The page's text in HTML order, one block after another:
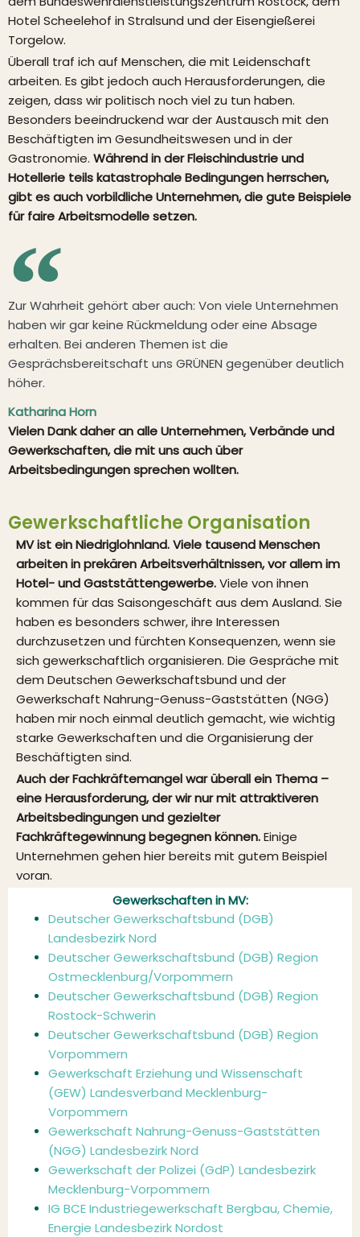
Hotel Scheelehof in Stralsund und der Eisengießerei
Torgelow.
Überall traf ich auf Menschen, die mit Leidenschaft
arbeiten. Es gibt jedoch auch Herausforderungen, die
zeigen, dass wir politisch noch viel zu tun haben.
Besonders beeindruckend war der Austausch mit den
Beschäftigten im Gesundheitswesen und in der
Gastronomie. Während in der Fleischindustrie und
Hotellerie teils katastrophale Bedingungen herrschen,
gibt es auch vorbildliche Unternehmen, die gute Beispiele
für faire Arbeitsmodelle setzen.
Zur Wahrheit gehört aber auch: Von viele Unternehmen
haben wir gar keine Rückmeldung oder eine Absage
erhalten. Bei anderen Themen ist die
Gesprächsbereitschaft uns GRÜNEN gegenüber deutlich
höher.
Katharina Horn
Vielen Dank daher an alle Unternehmen, Verbände und
Gewerkschaften, die mit uns auch über
Arbeitsbedingungen sprechen wollten.
Gewerkschaftliche Organisation
MV ist ein Niedriglohnland. Viele tausend Menschen
arbeiten in prekären Arbeitsverhältnissen, vor allem im
Hotel- und Gaststättengewerbe.Viele von ihnen
kommen für das Saisongeschäft aus dem Ausland. Sie
haben es besonders schwer, ihre Interessen
durchzusetzen und fürchten Konsequenzen, wenn sie
sich gewerkschaftlich organisieren. Die Gespräche mit
dem Deutschen Gewerkschaftsbund und der
Gewerkschaft Nahrung-Genuss-Gaststätten (NGG)
haben mir noch einmal deutlich gemacht, wie wichtig
starke Gewerkschaften und die Organisierung der
Beschäftigten sind.
Auch der Fachkräftemangel war überall ein Thema –
eine Herausforderung, der wir nur mit attraktiveren
Arbeitsbedingungen und gezielter
Fachkräftegewinnung begegnen können.Einige
Unternehmen gehen hier bereits mit gutem Beispiel
voran.
Gewerkschaften in MV:
Deutscher Gewerkschaftsbund (DGB)
Landesbezirk Nord
Deutscher Gewerkschaftsbund (DGB) Region
Ostmecklenburg/Vorpommern
Deutscher Gewerkschaftsbund (DGB) Region
Rostock-Schwerin
Deutscher Gewerkschaftsbund (DGB) Region
Vorpommern
Gewerkschaft Erziehung und Wissenschaft
(GEW) Landesverband Mecklenburg-
Vorpommern
Gewerkschaft Nahrung-Genuss-Gaststätten
(NGG) Landesbezirk Nord
Gewerkschaft der Polizei (GdP) Landesbezirk
Mecklenburg-Vorpommern
IG BCE Industriegewerkschaft Bergbau, Chemie,
Energie Landesbezirk Nordost